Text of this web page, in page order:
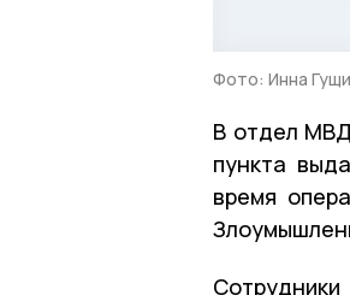
Фото: Инна
В отдел
пункта
время